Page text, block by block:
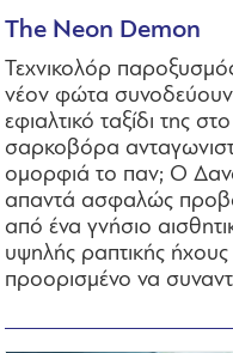
The Neon Demon
Τεχνικολόρ
νέον φώτα συνοδεύουν
εφιαλτικό ταξίδι της
σαρκοβόρα
ομορφιά το παν; Ο
απαντά ασφαλώς
από ένα γνήσιο
υψηλής ραπτικής
προορισμένο να